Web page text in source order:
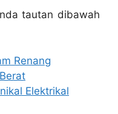
tautan dibawah
Renang
Elektrikal